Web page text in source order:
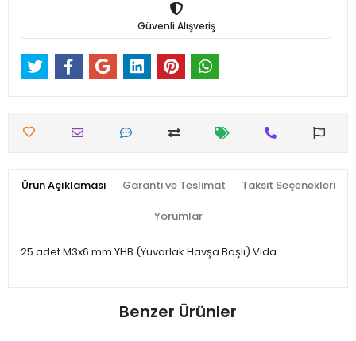
Güvenli Alışveriş
Ürün Açıklaması Garanti ve Teslimat Taksit Seçenekleri
Yorumlar
25 adet M3x6 mm YHB (Yuvarlak Havşa Başlı) Vida
Benzer Ürünler